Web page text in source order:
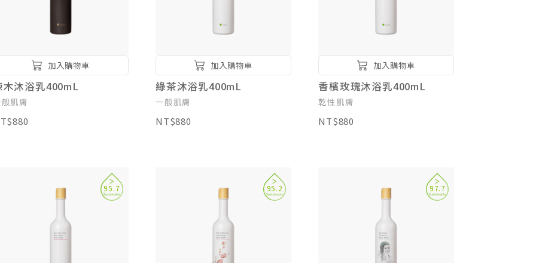
加入購物車
木沐浴乳400mL
肌膚
加入購物車
綠茶沐浴乳400mL
一般肌膚
NT$880
加入購物車
香檳玫瑰沐浴乳400mL
乾性肌膚
NT$880
95.7 95.2 97.7